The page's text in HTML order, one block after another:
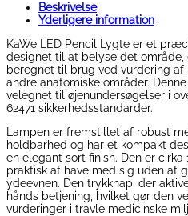
Beskrivelse
Yderligere information
KaWe LED Pencil Lygte er et
designet til at belyse det område,
beregnet til brug ved vurdering
andre anatomiske områder.
velegnet til øjenundersøgelser i
62471 sikkerhedsstandarder.
Lampen er fremstillet af robust
holdbarhed og har et kompakt
en elegant sort finish. Den er
praktisk at have med sig uden at
ydeevnen. Den trykknap, der
hånds betjening, hvilket gør den
vurderinger i travle medicinske